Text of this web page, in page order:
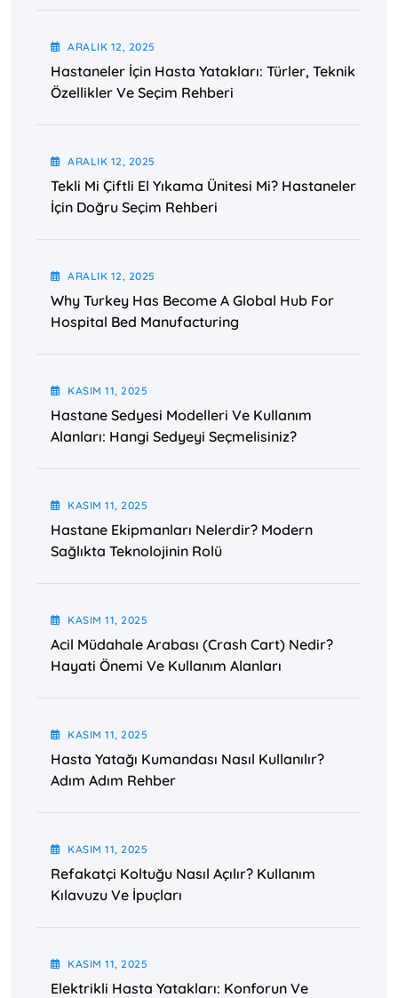
ARALIK 12 , 2025
Hastaneler İçin Hasta Yatakları: Türler, Teknik
Özellikler Ve Seçim Rehberi
ARALIK 12 , 2025
Tekli Mi Çiftli El Yıkama Ünitesi Mi? Hastaneler
İçin Doğru Seçim Rehberi
ARALIK 12 , 2025
Why Turkey Has Become A Global Hub For
Hospital Bed Manufacturing
KASIM11 , 2025
Hastane Sedyesi Modelleri Ve Kullanım
Alanları: Hangi Sedyeyi Seçmelisiniz?
KASIM11 , 2025
Hastane Ekipmanları Nelerdir? Modern
Sağlıkta Teknolojinin Rolü
KASIM11 , 2025
Acil Müdahale Arabası (Crash Cart) Nedir?
Hayati Önemi Ve Kullanım Alanları
KASIM11 , 2025
Hasta Yatağı Kumandası Nasıl Kullanılır?
Adım Adım Rehber
KASIM11 , 2025
Refakatçi Koltuğu Nasıl Açılır? Kullanım
Kılavuzu Ve İpuçları
KASIM11 , 2025
Elektrikli Hasta Yatakları: Konforun Ve